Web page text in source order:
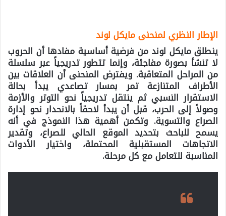
الإطار النظري لمنحنى مايكل لوند
ينطلق مايكل لوند من فرضية أساسية مفادها أن الحروب
لا تنشأ بصورة مفاجئة، وإنما تتطور تدريجياً عبر سلسلة
من المراحل المتعاقبة. ويفترض المنحنى أن العلاقات بين
الأطراف المتنازعة تمر بمسار تصاعدي يبدأ بحالة
الاستقرار النسبي ثم ينتقل تدريجياً نحو التوتر والأزمة
وصولاً إلى الحرب، قبل أن يبدأ لاحقاً بالانحدار نحو إدارة
الصراع والتسوية. وتكمن أهمية هذا النموذج في أنه
يسمح للباحث بتحديد الموقع الحالي للصراع، وتقدير
الاتجاهات المستقبلية المحتملة، واختيار الأدوات
المناسبة للتعامل مع كل مرحلة.